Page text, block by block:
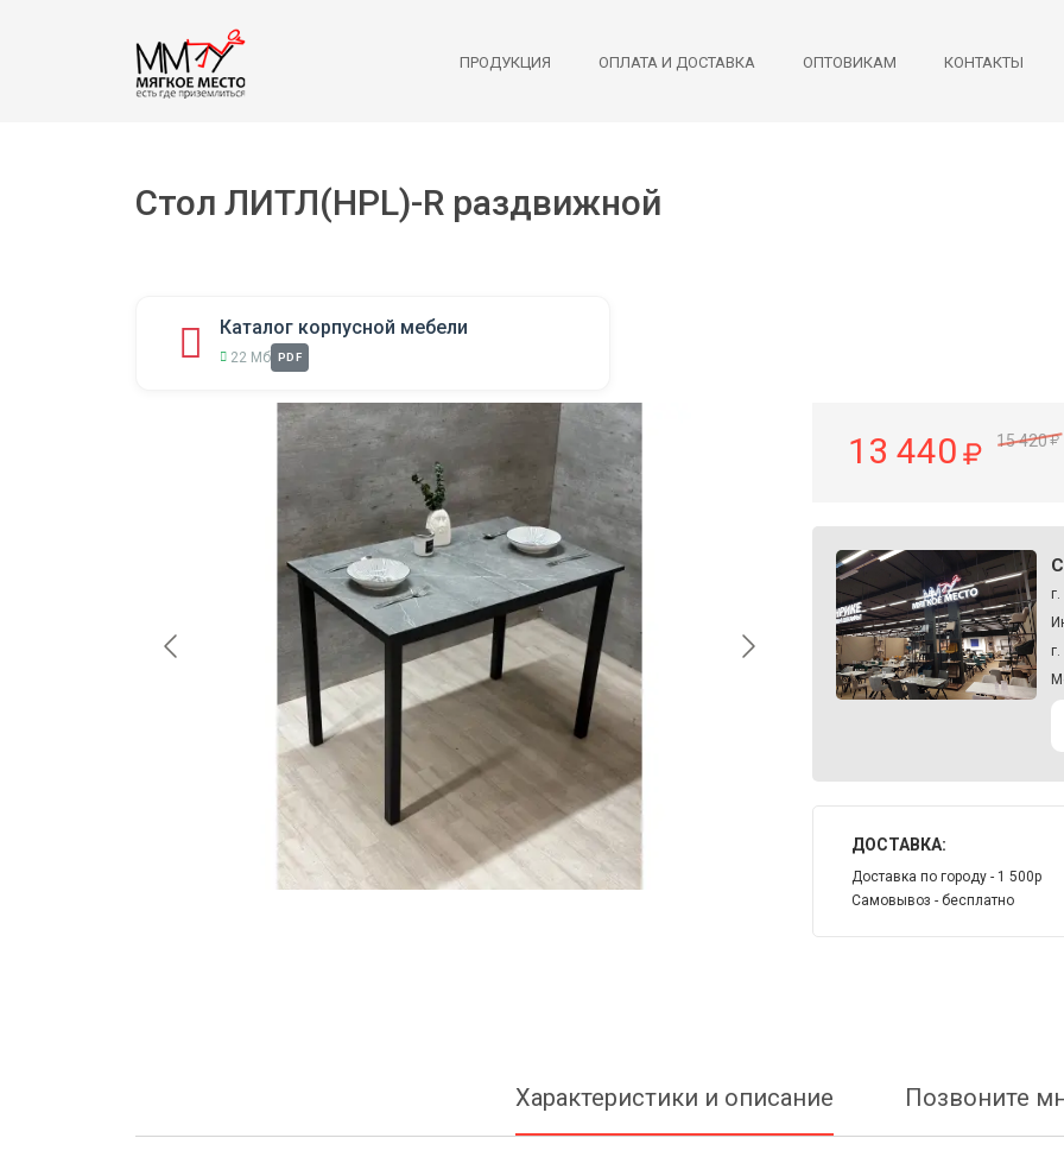
ПРОДУКЦИЯ ОПЛАТА И ДОСТАВКА ОПТОВИКАМ КОНТАКТЫ
Стол ЛИТЛ(HPL)-R раздвижной
Каталог корпусной мебели
22 Мб PDF
13 440 15 420
ДОСТАВКА:
Доставка по городу - 1 500р
Самовывоз - бесплатно
Характеристики и описание Позвоните